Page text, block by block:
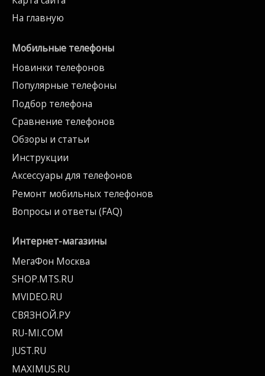
На главную
Мобильные телефоны
Новинки телефонов
Популярные телефоны
Подбор телефона
Сравнение телефонов
Обзоры и статьи
Инструкции
Аксессуары для телефонов
Ремонт мобильных телефонов
Вопросы и ответы (FAQ)
Интернет-магазины
МегаФон Москва
SHOP.MTS.RU
MVIDEO.RU
СВЯЗНОЙ.РУ
RU-MI.COM
JUST.RU
MAXIMUS.RU